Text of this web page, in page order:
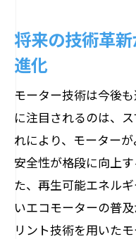
将来の技術革
進化
モーター技術は今後
に注目されるのは、
れにより、モーター
安全性が格段に向上
た、再生可能エネル
いエコモーターの普
リント技術を用いた